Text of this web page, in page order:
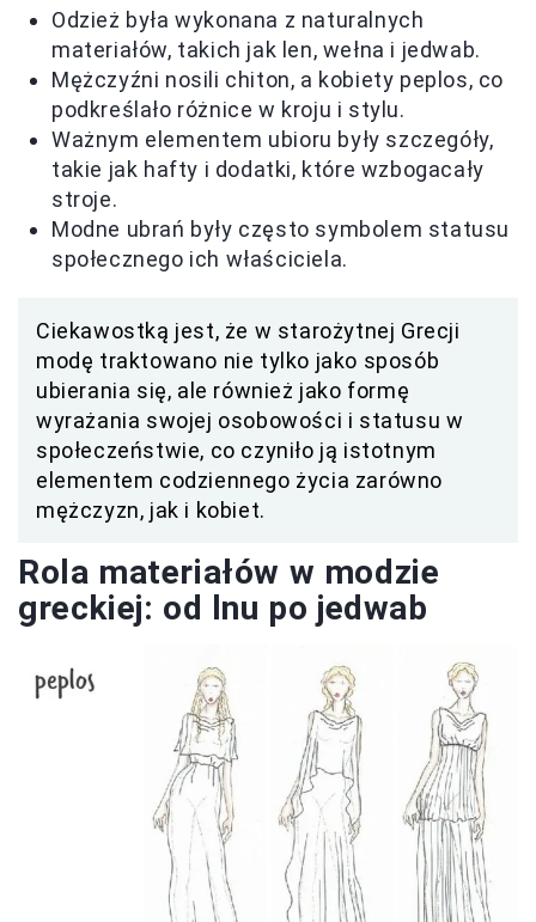
Odzież była wykonana z naturalnych
materiałów, takich jak len, wełna i jedwab.
Mężczyźni nosili chiton, a kobiety peplos, co
podkreślało różnice w kroju i stylu.
Ważnym elementem ubioru były szczegóły,
takie jak hafty i dodatki, które wzbogacały
stroje.
Modne ubrań były często symbolem statusu
społecznego ich właściciela.
Ciekawostką jest, że w starożytnej Grecji
modę traktowano nie tylko jako sposób
ubierania się, ale również jako formę
wyrażania swojej osobowości i statusu w
społeczeństwie, co czyniło ją istotnym
elementem codziennego życia zarówno
mężczyzn, jak i kobiet.
Rola materiałów w modzie
greckiej: od lnu po jedwab